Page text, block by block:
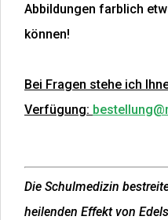
Abbildungen farblich
können!
Bei Fragen stehe ich
Verfügung:
Die Schulmedizin
heilenden Effekt von